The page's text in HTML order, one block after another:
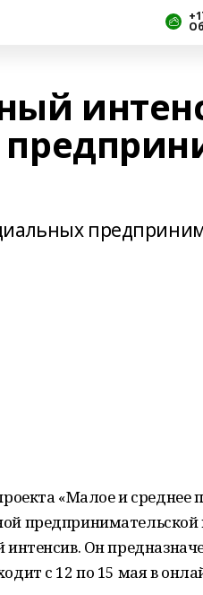
«Малое и среднее
предпринимательской
интенсив. Он
с 12 по 15 мая в